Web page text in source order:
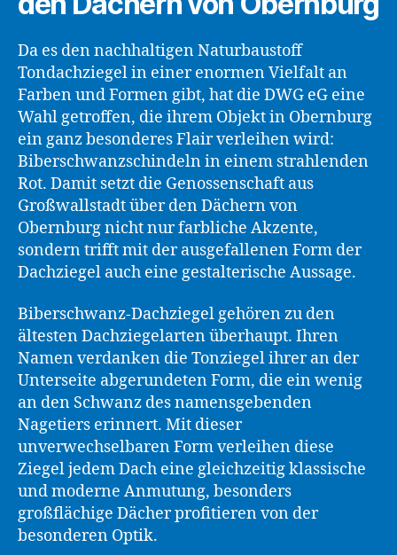
Da es den nachhaltigen Naturbaustoff
Tondachziegel in einer enormen Vielfalt an
Farben und Formen gibt, hat die DWG eG eine
Wahl getroffen, die ihrem Objekt in Obernburg
ein ganz besonderes Flair verleihen wird:
Biberschwanzschindeln in einem strahlenden
Rot. Damit setzt die Genossenschaft aus
Großwallstadt über den Dächern von
Obernburg nicht nur farbliche Akzente,
sondern trifft mit der ausgefallenen Form der
Dachziegel auch eine gestalterische Aussage.
Biberschwanz-Dachziegel gehören zu den
ältesten Dachziegelarten überhaupt. Ihren
Namen verdanken die Tonziegel ihrer an der
Unterseite abgerundeten Form, die ein wenig
an den Schwanz des namensgebenden
Nagetiers erinnert. Mit dieser
unverwechselbaren Form verleihen diese
Ziegel jedem Dach eine gleichzeitig klassische
und moderne Anmutung, besonders
großflächige Dächer profitieren von der
besonderen Optik.